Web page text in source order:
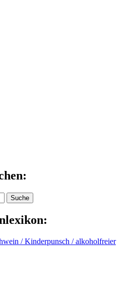
Suche
/ Kinderpunsch / alkoholfreier